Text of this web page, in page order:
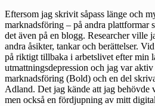
Eftersom jag skrivit såpass länge och
marknadsföring – på andra plattformar
det även på en blogg. Researcher ville
andra åsikter, tankar och berättelser.
på riktigt tillbaka i arbetslivet efter min
utmattningsdepression och jag var
marknadsföring (Bold) och en del
Adland. Det jag kände att jag behövde
men också en fördjupning av mitt